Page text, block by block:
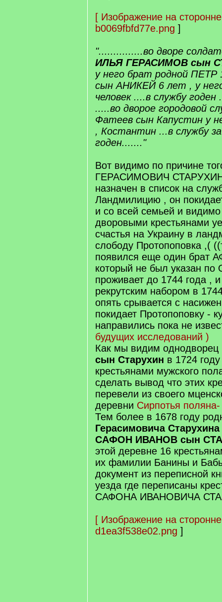
[ Изображение на
b0069fbfd77e.png ]
"...............во дворе
ИЛЬЯ ГЕРАСИМОВ сын
у него брат родной ПЕТР
сын АНИКЕЙ 6 лет , у
человек ....в службу годен
.....во дворое городовой
Фатеев сын Капустин у
, Костантин ...в службу
годен......."
Вот видимо по причине
ГЕРАСИМОВИЧ СТАРУХИН
назначен в список на
Ландмилицию , он
и со всей семьей и
дворовыми крестьянами
счастья на Украину в
слободу Протопоповка ,(
появился еще один брат
который не был указан
проживает до 1744 года ,
рекрутским набором в
опять срывается с
покидает Протопоповку -
направились пока не
будущих исследований )
Как мы видим однодворец
сын Старухин в 1724
крестьянами мужского
сделать вывод что этих
перевели из своего
деревни Сирпотья
Тем более в 1678 году
Герасимовича Старухина
САФОН ИВАНОВ сын
этой деревне 16
их фамилии Банины и
документ из переписной
уезда где переписаны
САФОНА ИВАНОВИЧА
[ Изображение на
d1ea3f538e02.png ]